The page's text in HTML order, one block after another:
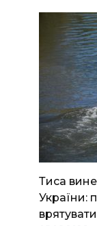
Тиса
України: